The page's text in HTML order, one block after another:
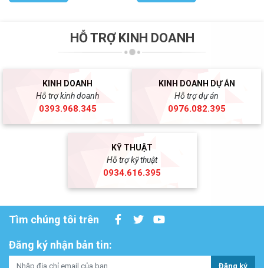
HỖ TRỢ KINH DOANH
KINH DOANH
Hỗ trợ kinh doanh
0393.968.345
KINH DOANH DỰ ÁN
Hỗ trợ dự án
0976.082.395
KỸ THUẬT
Hỗ trợ kỹ thuật
0934.616.395
Tìm chúng tôi trên
Đăng ký nhận bản tin:
Đăng ký